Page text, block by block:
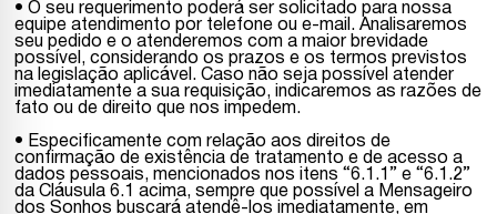
• O seu requerimento poderá ser solicitado para nossa
equipe atendimento por telefone ou e-mail. Analisaremos
seu pedido e o atenderemos com a maior brevidade
possível, considerando os prazos e os termos previstos
na legislação aplicável. Caso não seja possível atender
imediatamente a sua requisição, indicaremos as razões de
fato ou de direito que nos impedem.
• Especificamente com relação aos direitos de
confirmação de existência de tratamento e de acesso a
dados pessoais, mencionados nos itens “6.1.1” e “6.1.2”
da Cláusula 6.1 acima, sempre que possível a Mensageiro
dos Sonhos buscará atendê-los imediatamente, em